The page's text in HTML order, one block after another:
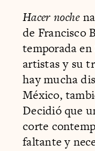
Hacer noche
de Francisco
temporada
artistas y su
hay mucha
México,
Decidió que
corte
faltante y